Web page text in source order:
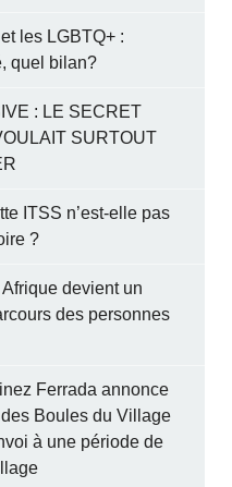
les LGBTQ+ :
quel bilan?
: LE SECRET
SURTOUT
ITSS n’est-elle pas
?
devient un
des personnes
Ferrada annonce
Boules du Village
à une période de